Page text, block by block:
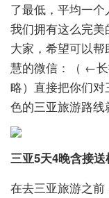
了最低，平均一
我们拥有这么完
大家，希望可以
慧的微信：（ ←
略）直接把你们
色的三亚旅游路线
三亚5天4晚含接
在去三亚旅游之